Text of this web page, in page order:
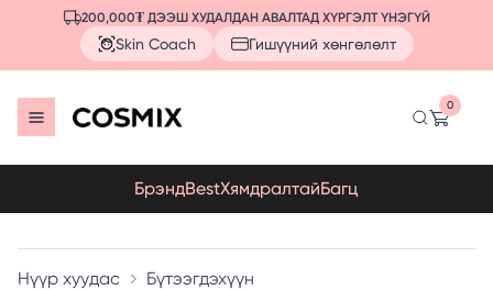
200,000₮ ДЭЭШ ХУДАЛДАН АВАЛТАД ХҮРГЭЛТ ҮНЭГҮЙ
Skin Coach Гишүүний хөнгөлөлт
0
БрэндBestХямдралтайБагц
Нүүр хуудас Бүтээгдэхүүн